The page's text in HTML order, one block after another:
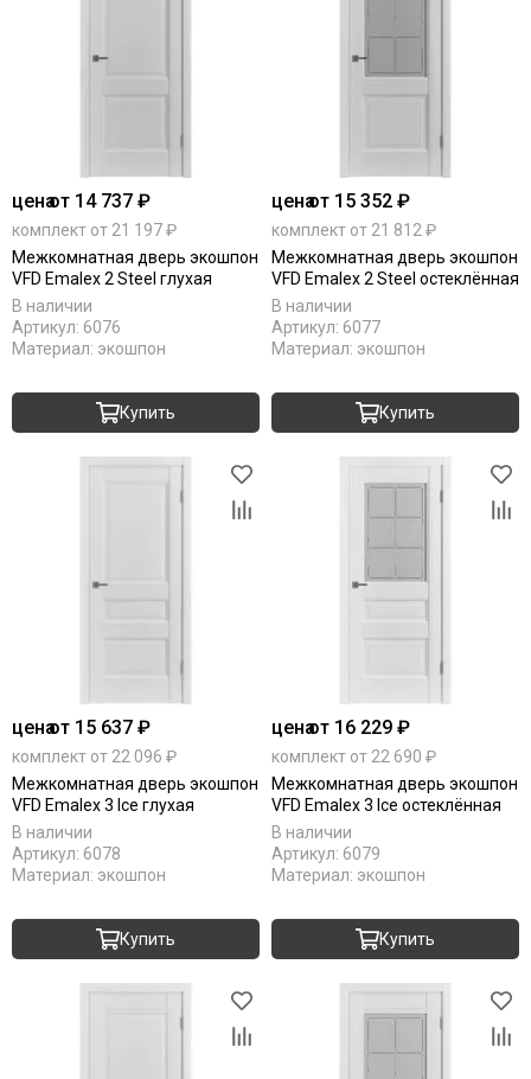
ценаот 14 737 ₽
комплект от 21 197 ₽
Межкомнатная дверь экошпон
VFD Emalex 2 Steel глухая
В наличии
Артикул: 6076
Материал: экошпон
Купить
ценаот 15 352 ₽
комплект от 21 812 ₽
Межкомнатная дверь экошпон
VFD Emalex 2 Steel остеклённая
В наличии
Артикул: 6077
Материал: экошпон
Купить
ценаот 15 637 ₽
комплект от 22 096 ₽
Межкомнатная дверь экошпон
VFD Emalex 3 Ice глухая
В наличии
Артикул: 6078
Материал: экошпон
Купить
ценаот 16 229 ₽
комплект от 22 690 ₽
Межкомнатная дверь экошпон
VFD Emalex 3 Ice остеклённая
В наличии
Артикул: 6079
Материал: экошпон
Купить